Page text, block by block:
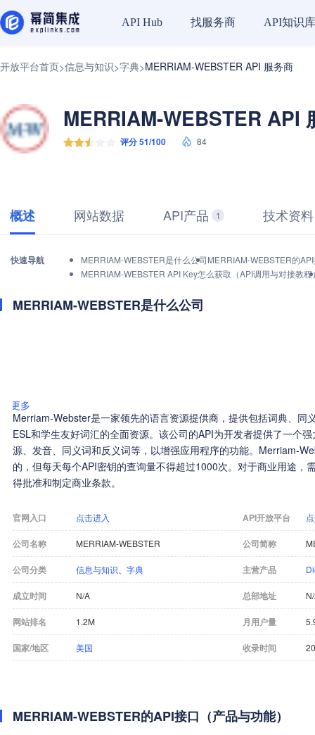
API Hub 找服务商 API知识库
开放平台首页>信息与知识>字典>MERRIAM-WEBSTER API 服务商
MERRIAM-WEBSTER API
评分 51/100 84
概述 网站数据 API产品 1 技术资料
快速导航 MERRIAM-WEBSTER是什么公司MERRIAM-WEBSTER的
MERRIAM-WEBSTER API Key怎么获取（API调用与对接教程
MERRIAM-WEBSTER是什么公司
更多
Merriam-Webster是一家领先的语言资源提供商，提供包括词典、同
ESL和学生友好词汇的全面资源。该公司的API为开发者提供了一个
源、发音、同义词和反义词等，以增强应用程序的功能。Merriam-
的，但每天每个API密钥的查询量不得超过1000次。对于商业用途，
得批准和制定商业条款。
官网入口 点击进入 API开放平台
公司名称 MERRIAM-WEBSTER 公司简称
公司分类 信息与知识 字典 主营产品
成立时间 N/A 总部地址
网站排名 1.2M 月用户量
国家/地区 美国 收录时间
MERRIAM-WEBSTER的API接口（产品与功能）